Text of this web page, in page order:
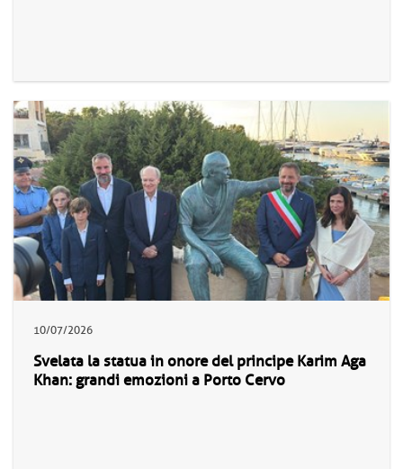
10/07/2026
Svelata la statua in onore del principe Karim Aga
Khan: grandi emozioni a Porto Cervo